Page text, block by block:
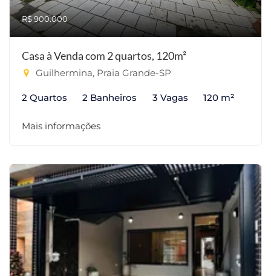
R$ 900.000
Casa à Venda com 2 quartos, 120m²
Guilhermina, Praia Grande-SP
2 Quartos 2 Banheiros 3 Vagas 120 m²
Mais informações